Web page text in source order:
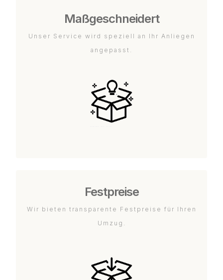
Maßgeschneidert
Unser Service wird speziell an Ihr Anliegen
angepasst.
Festpreise
Wir bieten transparente Festpreise für Ihren
Umzug.